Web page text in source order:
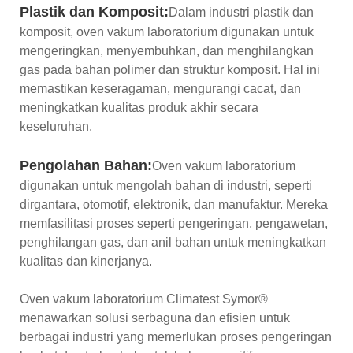
Plastik dan Komposit:Dalam industri plastik dan
komposit, oven vakum laboratorium digunakan untuk
mengeringkan, menyembuhkan, dan menghilangkan
gas pada bahan polimer dan struktur komposit. Hal ini
memastikan keseragaman, mengurangi cacat, dan
meningkatkan kualitas produk akhir secara
keseluruhan.
Pengolahan Bahan:Oven vakum laboratorium
digunakan untuk mengolah bahan di industri, seperti
dirgantara, otomotif, elektronik, dan manufaktur. Mereka
memfasilitasi proses seperti pengeringan, pengawetan,
penghilangan gas, dan anil bahan untuk meningkatkan
kualitas dan kinerjanya.
Oven vakum laboratorium Climatest Symor®
menawarkan solusi serbaguna dan efisien untuk
berbagai industri yang memerlukan proses pengeringan